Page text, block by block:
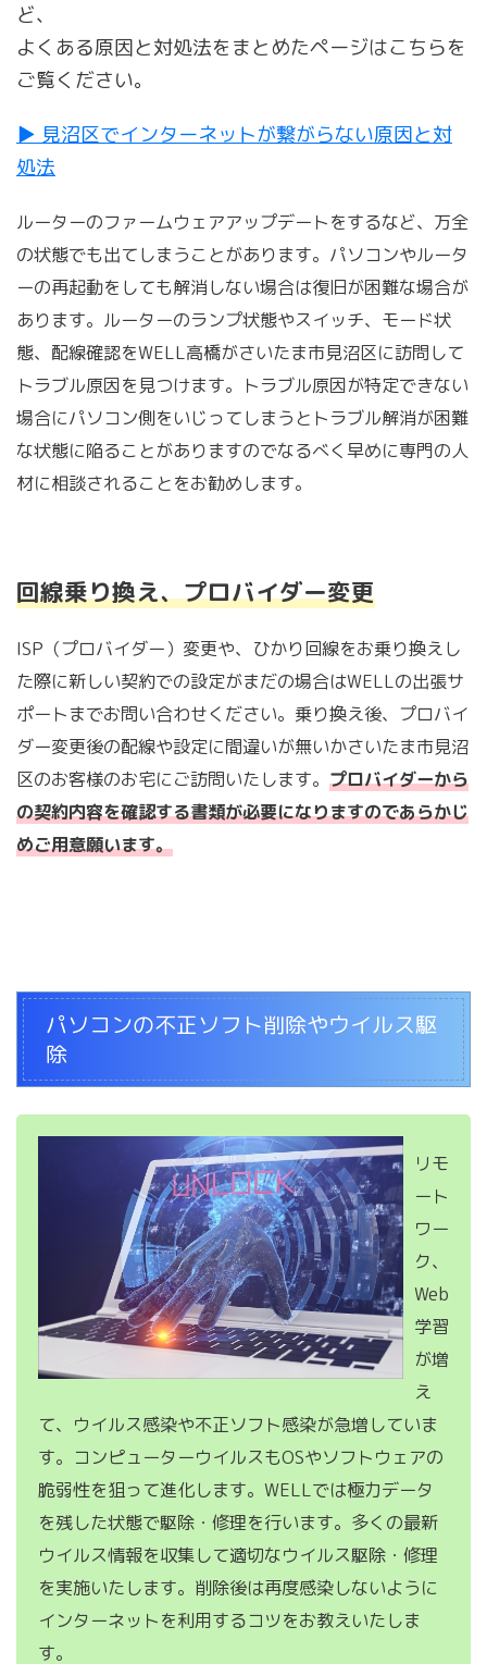
ど、
よくある原因と対処法をまとめたページはこちらを
ご覧ください。
▶ 見沼区でインターネットが繋がらない原因と対
処法
ルーターのファームウェアアップデートをするなど、万全
の状態でも出てしまうことがあります。パソコンやルータ
ーの再起動をしても解消しない場合は復旧が困難な場合が
あります。ルーターのランプ状態やスイッチ、モード状
態、配線確認をWELL高橋がさいたま市見沼区に訪問して
トラブル原因を見つけます。トラブル原因が特定できない
場合にパソコン側をいじってしまうとトラブル解消が困難
な状態に陥ることがありますのでなるべく早めに専門の人
材に相談されることをお勧めします。
回線乗り換え、プロバイダー変更
ISP（プロバイダー）変更や、ひかり回線をお乗り換えし
た際に新しい契約での設定がまだの場合はWELLの出張サ
ポートまでお問い合わせください。乗り換え後、プロバイ
ダー変更後の配線や設定に間違いが無いかさいたま市見沼
区のお客様のお宅にご訪問いたします。 プロバイダーから
の契約内容を確認する書類が必要になりますのであらかじ
めご用意願います。
パソコンの不正ソフト削除やウイルス駆
除
リモ
ート
ワー
ク、
Web
学習
が増
え
て、ウイルス感染や不正ソフト感染が急増していま
す。コンピューターウイルスもOSやソフトウェアの
脆弱性を狙って進化します。WELLでは極力データ
を残した状態で駆除・修理を行います。多くの最新
ウイルス情報を収集して適切なウイルス駆除・修理
を実施いたします。削除後は再度感染しないように
インターネットを利用するコツをお教えいたしま
す。